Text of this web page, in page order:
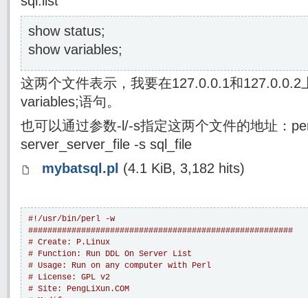
show status;
show variables;
这两个文件表示，我要在127.0.0.1和127.0.0.2
variables;语句。
也可以通过参数-l/-s指定这两个文件的地址：
server_server_file -s sql_file
mybatsql.pl (4.1 KiB, 3,182 hits)
#!/usr/bin/perl -w
#######################################################
# Create: P.Linux
# Function: Run DDL On Server List
# Usage: Run on any computer with Perl
# License: GPL v2
# Site: PengLiXun.COM